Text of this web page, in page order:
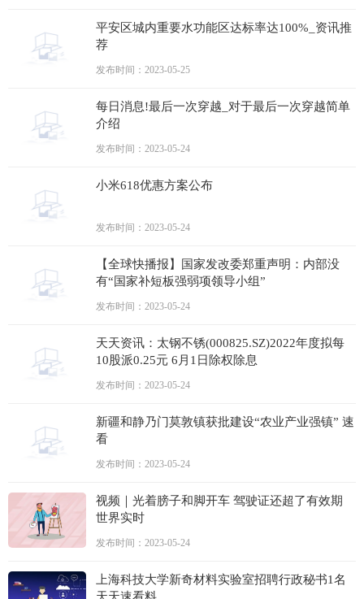
平安区城内重要水功能区达标率达100%_资讯推
荐
发布时间：2023-05-25
每日消息!最后一次穿越_对于最后一次穿越简单
介绍
发布时间：2023-05-24
小米618优惠方案公布
发布时间：2023-05-24
【全球快播报】国家发改委郑重声明：内部没
有“国家补短板强弱项领导小组”
发布时间：2023-05-24
天天资讯：太钢不锈(000825.SZ)2022年度拟每
10股派0.25元 6月1日除权除息
发布时间：2023-05-24
新疆和静乃门莫敦镇获批建设“农业产业强镇” 速
看
发布时间：2023-05-24
视频｜光着膀子和脚开车 驾驶证还超了有效期
世界实时
发布时间：2023-05-24
上海科技大学新奇材料实验室招聘行政秘书1名
天天速看料